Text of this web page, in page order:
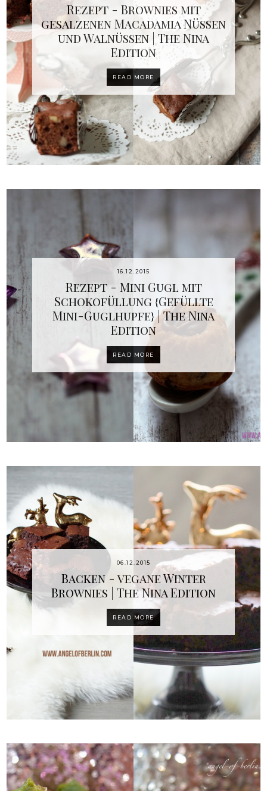
Rezept - Brownies mit
gesalzenen Macadamia Nüssen
und Walnüssen | The Nina
Edition
READ MORE
16.12.2015
Rezept - Mini Gugl mit
Schokofüllung {Gefüllte
Mini-Guglhupfe} | The Nina
Edition
READ MORE
06.12.2015
Backen - vegane Winter
Brownies | The Nina Edition
READ MORE